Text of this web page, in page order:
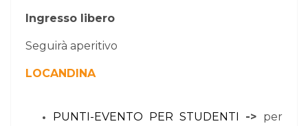
Ingresso libero
Seguirà aperitivo
LOCANDINA
PUNTI-EVENTO PER STUDENTI -> per